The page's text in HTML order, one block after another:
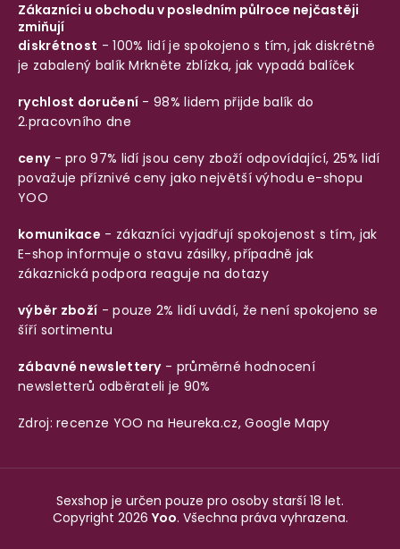
Zákazníci u obchodu v posledním půlroce nejčastěji
zmiňují
diskrétnost - 100% lidí je spokojeno s tím, jak diskrétně
je zabalený balíkMrkněte zblízka, jak vypadá balíček
rychlost doručení - 98% lidem přijde balík do
2.pracovního dne
ceny- pro 97% lidí jsou ceny zboží odpovídající, 25% lidí
považuje příznivé ceny jako největší výhodu e-shopu
YOO
komunikace - zákazníci vyjadřují spokojenost s tím, jak
E-shop informuje o stavu zásilky, případně jak
zákaznická podpora reaguje na dotazy
výběr zboží - pouze 2% lidí uvádí, že není spokojeno se
šíří sortimentu
zábavné newslettery- průměrné hodnocení
newsletterů odběrateli je 90%
Zdroj: recenze YOO na Heureka.cz,Google Mapy
Sexshop je určen pouze pro osoby starší 18 let.
Copyright 2026 Yoo. Všechna práva vyhrazena.